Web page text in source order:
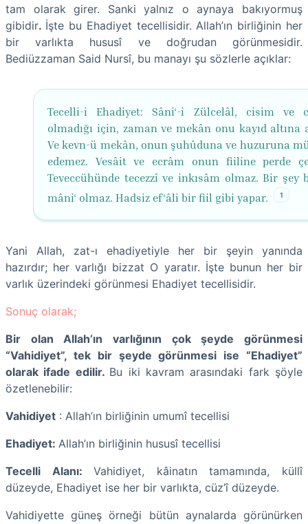
tam olarak girer. Sanki yalnız o aynaya bakıyormuş
gibidir. İşte bu Ehadiyet tecellisidir. Allah’ın birliğinin her
bir varlıkta hususî ve doğrudan görünmesidir.
Bediüzzaman Said Nursî, bu manayı şu sözlerle açıklar:
Tecelli-i Ehadiyet: Sâni‘-i Zülcelâl, cisim ve
olmadığı için, zaman ve mekân onu kayıd altına
Ve kevn-ü mekân, onun şuhûduna ve huzuruna
edemez. Vesâit ve ecrâm onun fiiline perde
Teveccühünde tecezzî ve inkısâm olmaz. Bir şey
mâni‘ olmaz. Hadsiz ef‘âli bir fiil gibi yapar.
1
Yani Allah, zat-ı ehadiyetiyle her bir şeyin yanında
hazırdır; her varlığı bizzat O yaratır. İşte bunun her bir
varlık üzerindeki görünmesi Ehadiyet tecellisidir.
Sonuç olarak;
Bir olan Allah’ın varlığının çok şeyde görünmesi
“Vahidiyet”, tek bir şeyde görünmesi ise “Ehadiyet”
olarak ifade edilir. Bu iki kavram arasındaki fark şöyle
özetlenebilir:
Vahidiyet : Allah’ın birliğinin umumî tecellisi
Ehadiyet: Allah’ın birliğinin hususî tecellisi
Tecelli Alanı:Vahidiyet, kâinatın tamamında, küllî
düzeyde, Ehadiyet ise her bir varlıkta, cüz’î düzeyde.
Vahidiyette güneş örneği bütün aynalarda görünürken